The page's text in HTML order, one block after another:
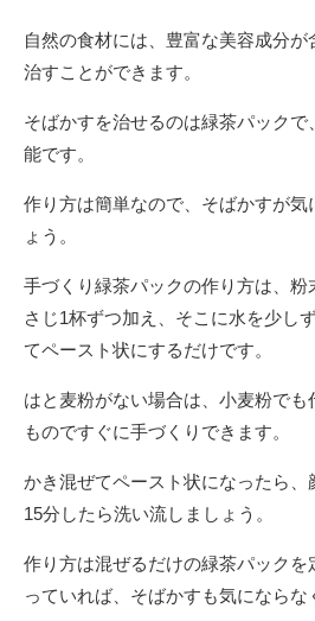
自然の食材には、豊富な美容成分
治すことができます。
そばかすを治せるのは緑茶パック
能です。
作り方は簡単なので、そばかすが気
ょう。
手づくり緑茶パックの作り方は、粉
さじ1杯ずつ加え、そこに水を少し
てペースト状にするだけです。
はと麦粉がない場合は、小麦粉でも
ものですぐに手づくりできます。
かき混ぜてペースト状になったら、
15分したら洗い流しましょう。
作り方は混ぜるだけの緑茶パックを
っていれば、そばかすも気にならな